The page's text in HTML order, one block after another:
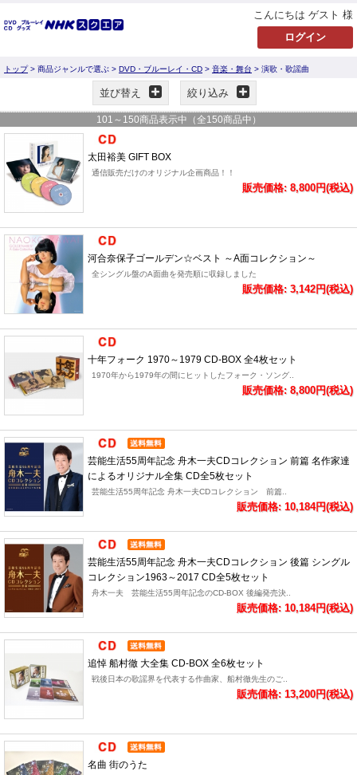
こんにちは ゲスト 様
トップ> 商品ジャンルで選ぶ > DVD・ブルーレイ・CD > 音楽・舞台 > 演歌・歌謡曲
並び替え 絞り込み
101 ～ 150商品表示中（全150商品中）
太田裕美 GIFT BOX
通信販売だけのオリジナル企画商品！！
販売価格: 8,800円(税込)
河合奈保子ゴールデン☆ベスト ～A面コレクション～
全シングル盤のA面曲を発売順に収録しました
販売価格: 3,142円(税込)
十年フォーク 1970～1979 CD-BOX 全4枚セット
1970年から1979年の間にヒットしたフォーク・ソング..
販売価格: 8,800円(税込)
芸能生活55周年記念 舟木一夫CDコレクション 前篇 名作家達
によるオリジナル全集 CD全5枚セット
芸能生活55周年記念 舟木一夫CDコレクション 前篇..
販売価格: 10,184円(税込)
芸能生活55周年記念 舟木一夫CDコレクション 後篇 シングル
コレクション1963～2017 CD全5枚セット
舟木一夫 芸能生活55周年記念のCD-BOX 後編発売決..
販売価格: 10,184円(税込)
追悼 船村徹 大全集 CD-BOX 全6枚セット
戦後日本の歌謡界を代表する作曲家、船村徹先生のご..
販売価格: 13,200円(税込)
名曲 街のうた